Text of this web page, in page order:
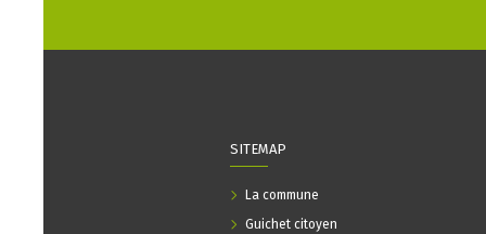
SITEMAP
La commune
Guichet citoyen